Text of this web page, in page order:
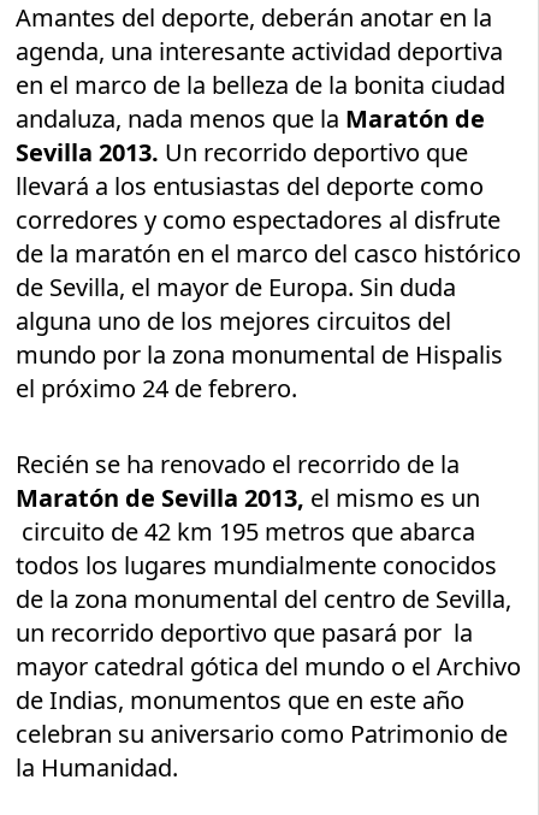
Amantes del deporte, deberán anotar en la
agenda, una interesante actividad deportiva
en el marco de la belleza de la bonita ciudad
andaluza, nada menos que la Maratón de
Sevilla 2013. Un recorrido deportivo que
llevará a los entusiastas del deporte como
corredores y como espectadores al disfrute
de la maratón en el marco del casco histórico
de Sevilla, el mayor de Europa. Sin duda
alguna uno de los mejores circuitos del
mundo por la zona monumental de Hispalis
el próximo 24 de febrero.
Recién se ha renovado el recorrido de la
Maratón de Sevilla 2013, el mismo es un
circuito de 42 km 195 metros que abarca
todos los lugares mundialmente conocidos
de la zona monumental del centro de Sevilla,
un recorrido deportivo que pasará por la
mayor catedral gótica del mundo o el Archivo
de Indias, monumentos que en este año
celebran su aniversario como Patrimonio de
la Humanidad.